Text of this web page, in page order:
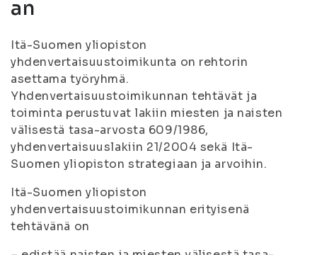
an
Itä-Suomen yliopiston
yhdenvertaisuustoimikunta on rehtorin
asettama työryhmä.
Yhdenvertaisuustoimikunnan tehtävät ja
toiminta perustuvat lakiin miesten ja naisten
välisestä tasa-arvosta 609/1986,
yhdenvertaisuuslakiin 21/2004 sekä Itä-
Suomen yliopiston strategiaan ja arvoihin.
Itä-Suomen yliopiston
yhdenvertaisuustoimikunnan erityisenä
tehtävänä on